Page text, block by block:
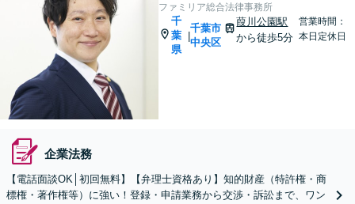
ファミリア総合法律事務所
千
葉
県
|
千葉市
中央区
葭川公園駅
から徒歩5分
営業時間：
本日定休日
企業法務
【電話面談OK│初回無料】【弁理士資格あり】知的財産（特許権・商
標権・著作権等）に強い！登録・申請業務から交渉・訴訟まで、ワン